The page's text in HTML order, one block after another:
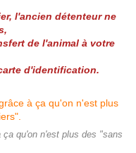
l'ancien détenteur ne
de l'animal à votre
d'identification.
qu'on n'est plus des "sans